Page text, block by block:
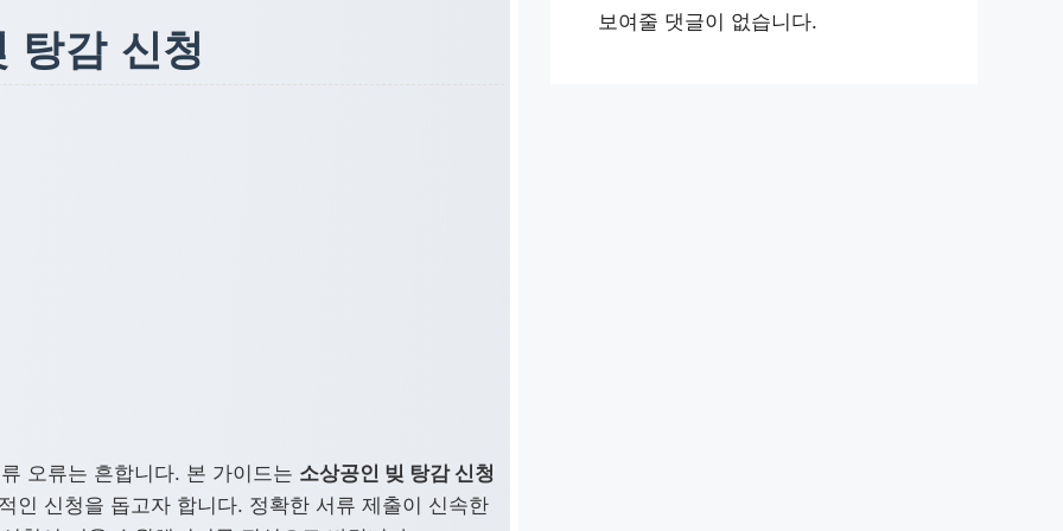
탕감 신청
오류는 흔합니다. 본 가이드는 소상공인 빚 탕감 신청
인 신청을 돕고자 합니다. 정확한 서류 제출이 신속한
보여줄 댓글이 없습니다.